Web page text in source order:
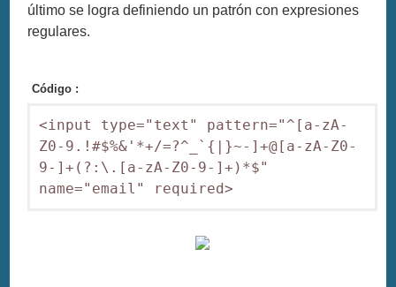
último se logra definiendo un patrón con expresiones
regulares.
Código :
<input type="text" pattern="^[a-zA-
Z0-9.!#$%&'*+/=?^_`{|}~-]+@[a-zA-Z0-
9-]+(?:\.[a-zA-Z0-9-]+)*$"
name="email" required>